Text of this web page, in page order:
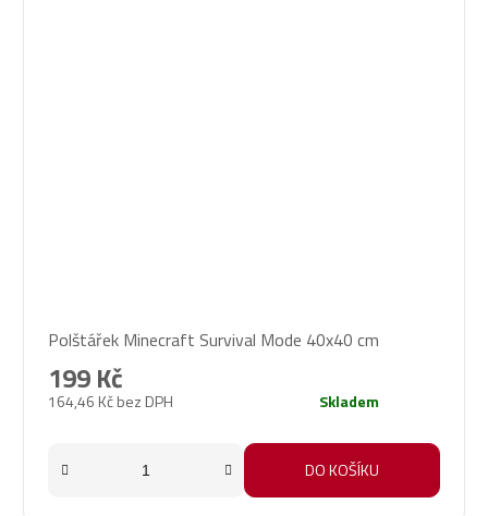
Polštářek Minecraft Survival Mode 40x40 cm
164,46 Kč bez DPH
199 Kč
Skladem
DO KOŠÍKU